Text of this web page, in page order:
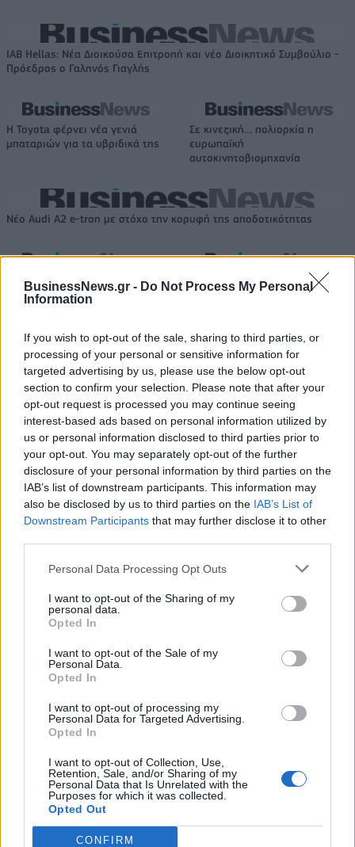
BusinessNews.gr - Do Not Process My Personal
Information
If you wish to opt-out of the sale, sharing to third parties, or
processing of your personal or sensitive information for
targeted advertising by us, please use the below opt-out
section to confirm your selection. Please note that after your
opt-out request is processed you may continue seeing
interest-based ads based on personal information utilized by
us or personal information disclosed to third parties prior to
your opt-out. You may separately opt-out of the further
disclosure of your personal information by third parties on the
IAB’s list of downstream participants. This information may
also be disclosed by us to third parties on the IAB’s List of
Downstream Participants that may further disclose it to other
Personal Data Processing Opt Outs
I want to opt-out of the Sharing of my
personal data.
Opted In
I want to opt-out of the Sale of my
Personal Data.
Opted In
I want to opt-out of processing my
Personal Data for Targeted Advertising.
Opted In
I want to opt-out of Collection, Use,
Retention, Sale, and/or Sharing of my
Personal Data that Is Unrelated with the
Purposes for which it was collected.
Opted Out
CONFIRM
IAB Hellas: Νέα Διοικούσα Επιτροπή και νέο Διοικητικό Συμβούλιο -
Πρόεδρος ο Γαληνός Γιαγλής
Η Toyota φέρνει νέα γενιά
μπαταριών για τα υβριδικά της
Σε κινεζική… πολιορκία η
ευρωπαϊκή
αυτοκινητοβιομηχανία
Νέο Audi A2 e-tron με στόχο την κορυφή της αποδοτικότητας
Καρδίτσα: Επέστρεψε υγιής ο
Φράνσις Οκόρο
ΠΑΟΚ: Η άφιξη του Μπεν Μουρ
στη Θεσσαλονίκη (vid & pics)
Ειδικό Χωροταξικό Πλαίσιο για τον Τουρισμό: Στρατηγικό εργαλείο
για βιώσιμη τουριστική ανάπτυξη
HELLENiQ ENERGY: Κέρδη 393
εκατ. ευρώ στο α' εξάμηνο –
Στα 734 εκατ. ευρώ τα EBITDA
ΣΤΑΣΥ: 29,4 χλμ. νέων
σιδηροτροχιών στο Μετρό της
Αθήνας - Στο τελικό στάδιο το
μεγαλύτερο έργο αναβάθμισης
Το FIAT 500 Hybrid τώρα από
18.990 ευρώ
Ατρόμητος και Novibet
2028
18η συνεχόμενη χρονιά για τον ΟΤΕ στη διεθνή σειρά δεικτών
FTSE4Good
Alpha Bank: Για πρώτη φορά το Αρχαίο Θέατρο Επιδαύρου άνοιξε τις
πύλες του σε όλους